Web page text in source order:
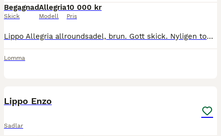
Begagnad
Skick
Allegria
Modell
10 000 kr
Pris
Lippo Allegria allroundsadel, brun. Gott skick. Nyligen toppad med ny fyllning. Väl omhändertagen, putsad och smord dagligen.
Lomma
Lippo Enzo
Sadlar